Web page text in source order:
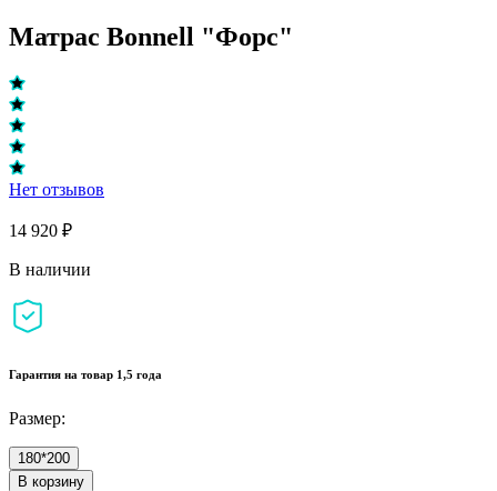
Матрас Bonnell "Форс"
Нет отзывов
14 920 ₽
В наличии
Гарантия на товар 1,5 года
Размер:
180*200
В корзину